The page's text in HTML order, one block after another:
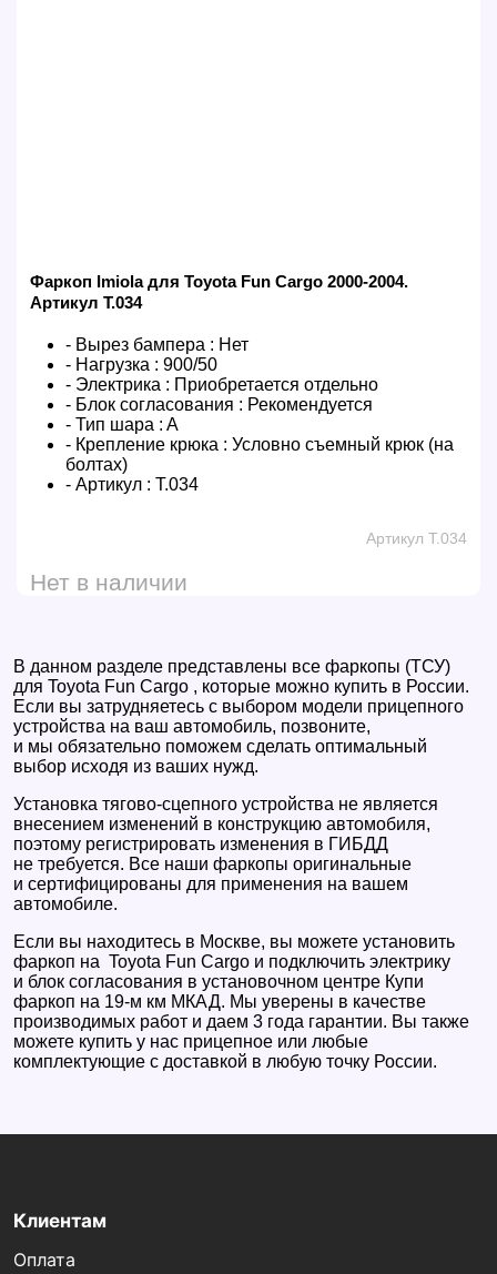
Фаркоп Imiola для Toyota Fun Cargo 2000-2004.
Артикул T.034
- Вырез бампера : Нет
- Нагрузка : 900/50
- Электрика : Приобретается отдельно
- Блок согласования : Рекомендуется
- Тип шара : A
- Крепление крюка : Условно съемный крюк (на
болтах)
- Артикул : T.034
Артикул T.034
Нет в наличии
В данном разделе представлены все фаркопы (ТСУ)
для Toyota Fun Cargo , которые можно купить в России.
Если вы затрудняетесь с выбором модели прицепного
устройства на ваш автомобиль, позвоните,
и мы обязательно поможем сделать оптимальный
выбор исходя из ваших нужд.
Установка тягово-сцепного устройства не является
внесением изменений в конструкцию автомобиля,
поэтому регистрировать изменения в ГИБДД
не требуется. Все наши фаркопы оригинальные
и сертифицированы для применения на вашем
автомобиле.
Если вы находитесь в Москве, вы можете установить
фаркоп на Toyota Fun Cargo и подключить электрику
и блок согласования в установочном центре Купи
фаркоп на 19-м км МКАД. Мы уверены в качестве
производимых работ и даем 3 года гарантии. Вы также
можете купить у нас прицепное или любые
комплектующие с доставкой в любую точку России.
Клиентам
Оплата